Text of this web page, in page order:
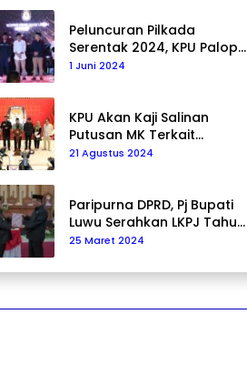
Peluncuran Pilkada
Serentak 2024, KPU Palopo
Ajak Masyarakat Ciptakan
1 Juni 2024
KPU Akan Kaji Salinan
Putusan MK Terkait
Pencalonan Pilkada
21 Agustus 2024
Paripurna DPRD, Pj Bupati
Luwu Serahkan LKPJ Tahun
2023
25 Maret 2024